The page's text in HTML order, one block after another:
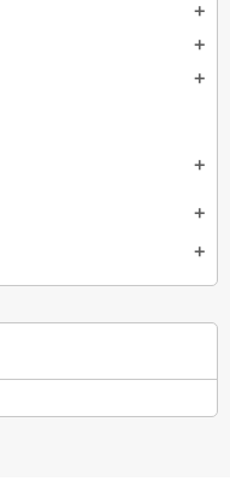
add
add
add
add
add
add